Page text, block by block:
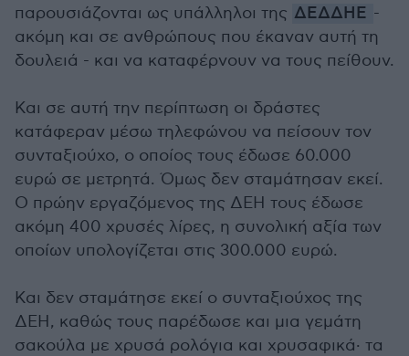
παρουσιάζονται ως υπάλληλοι της ΔΕΔΔΗΕ -
ακόμη και σε ανθρώπους που έκαναν αυτή τη
δουλειά - και να καταφέρνουν να τους πείθουν.
Και σε αυτή την περίπτωση οι δράστες
κατάφεραν μέσω τηλεφώνου να πείσουν τον
συνταξιούχο, ο οποίος τους έδωσε 60.000
ευρώ σε μετρητά. Όμως δεν σταμάτησαν εκεί.
Ο πρώην εργαζόμενος της ΔΕΗ τους έδωσε
ακόμη 400 χρυσές λίρες, η συνολική αξία των
οποίων υπολογίζεται στις 300.000 ευρώ.
Και δεν σταμάτησε εκεί ο συνταξιούχος της
ΔΕΗ, καθώς τους παρέδωσε και μια γεμάτη
σακούλα με χρυσά ρολόγια και χρυσαφικά· τα